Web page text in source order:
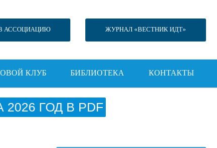
АССОЦИАЦИЮ ЖУРНАЛ «ВЕСТНИК ИДТ»
КЛУБ БИБЛИОТЕКА КОНТАКТЫ
ГОД В PDF